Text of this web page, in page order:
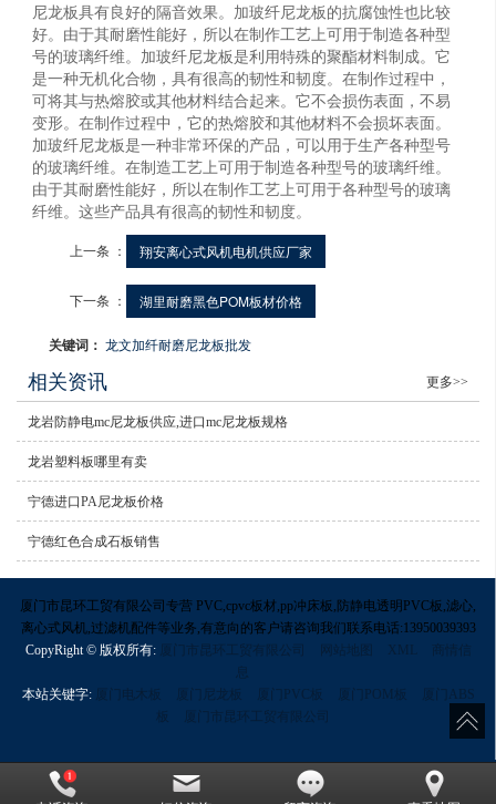
尼龙板具有良好的隔音效果。加玻纤尼龙板的抗腐蚀性也比较
好。由于其耐磨性能好，所以在制作工艺上可用于制造各种型
号的玻璃纤维。加玻纤尼龙板是利用特殊的聚酯材料制成。它
是一种无机化合物，具有很高的韧性和韧度。在制作过程中，
可将其与热熔胶或其他材料结合起来。它不会损伤表面，不易
变形。在制作过程中，它的热熔胶和其他材料不会损坏表面。
加玻纤尼龙板是一种非常环保的产品，可以用于生产各种型号
的玻璃纤维。在制造工艺上可用于制造各种型号的玻璃纤维。
由于其耐磨性能好，所以在制作工艺上可用于各种型号的玻璃
纤维。这些产品具有很高的韧性和韧度。
上一条 ： 翔安离心式风机电机供应厂家
下一条 ： 湖里耐磨黑色POM板材价格
关键词：龙文加纤耐磨尼龙板批发
相关资讯 更多>>
龙岩防静电mc尼龙板供应,进口mc尼龙板规格
龙岩塑料板哪里有卖
宁德进口PA尼龙板价格
宁德红色合成石板销售
厦门市昆环工贸有限公司专营 PVC,cpvc板材,pp冲床板,防静电透明PVC板,滤心,
离心式风机,过滤机配件等业务,有意向的客户请咨询我们联系电话:13950039393
CopyRight © 版权所有: 厦门市昆环工贸有限公司 网站地图 XML
商情信
息
本站关键字: 厦门电木板 厦门尼龙板 厦门PVC板 厦门POM板
厦门ABS
板
厦门市昆环工贸有限公司